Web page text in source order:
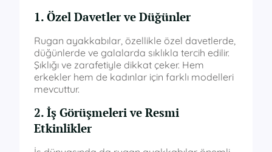
1. Özel Davetler ve Düğünler
Rugan ayakkabılar, özellikle özel davetlerde,
düğünlerde ve galalarda sıklıkla tercih edilir.
Şıklığı ve zarafetiyle dikkat çeker. Hem
erkekler hem de kadınlar için farklı modelleri
mevcuttur.
2. İş Görüşmeleri ve Resmi
Etkinlikler